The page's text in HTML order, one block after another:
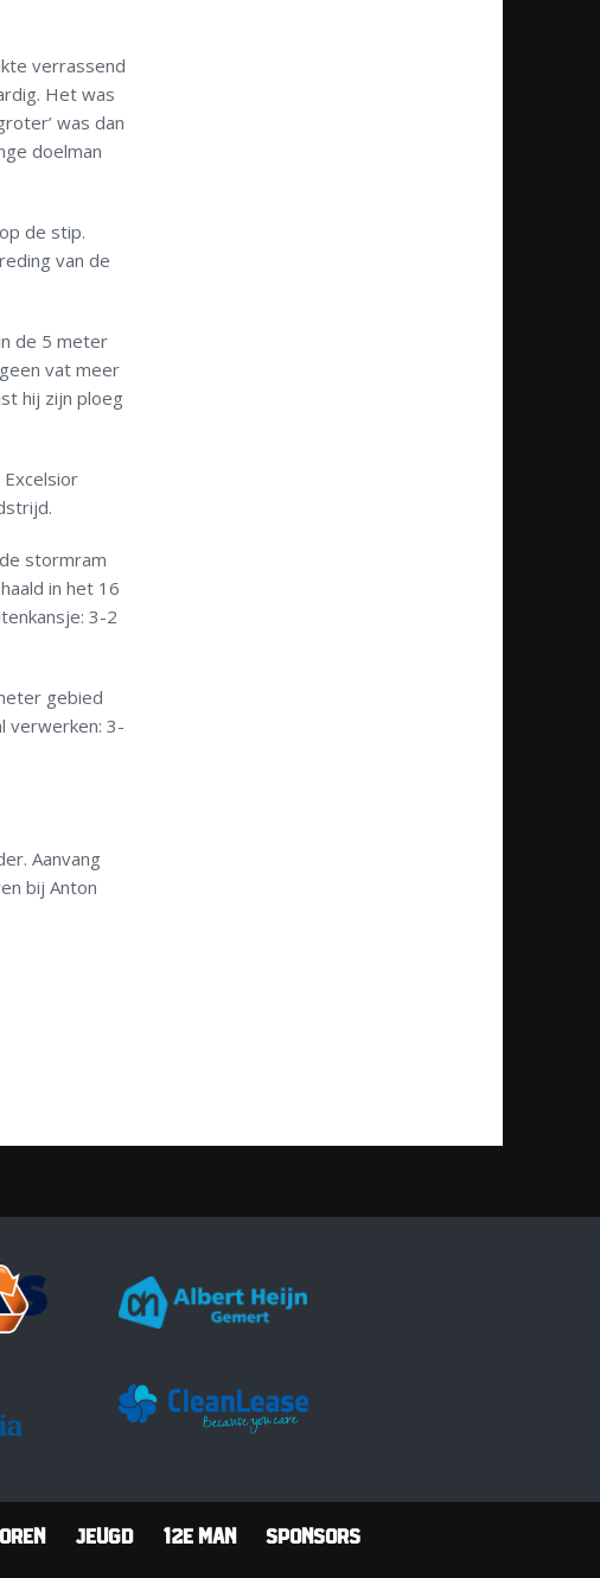
verrassend
Het was
was dan
doelman
de stip.
van de
de 5 meter
vat meer
hij zijn ploeg
stormram
in het 16
3-2
gebied
verwerken: 3-
Aanvang
bij Anton
Jeugd 12e man
Sponsors